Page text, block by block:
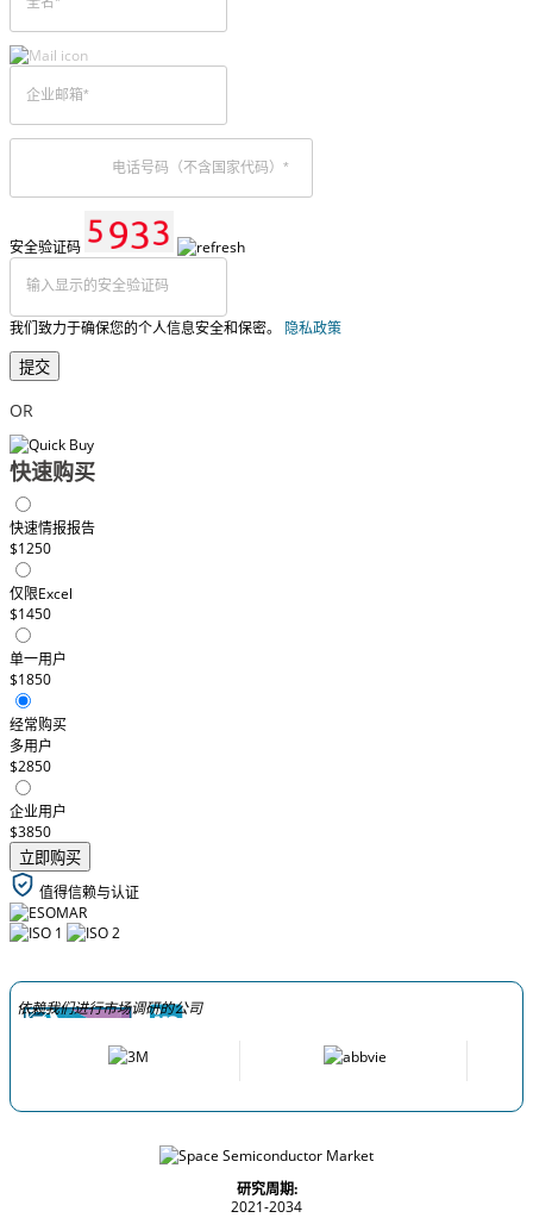
安全验证码
我们致力于确保您的个人信息安全和保密。 隐私政策
提交
OR
快速购买
快速情报报告
$1250
仅限Excel
$1450
单一用户
$1850
经常购买
多用户
$2850
企业用户
$3850
立即购买
值得信赖与认证
依赖我们进行市场调研的公司
研究周期:
2021-2034